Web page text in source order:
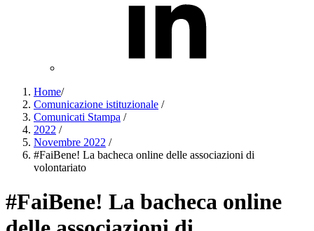
Home/
Comunicazione istituzionale /
Comunicati Stampa /
2022 /
Novembre 2022 /
#FaiBene! La bacheca online delle associazioni di
volontariato
#FaiBene! La bacheca online